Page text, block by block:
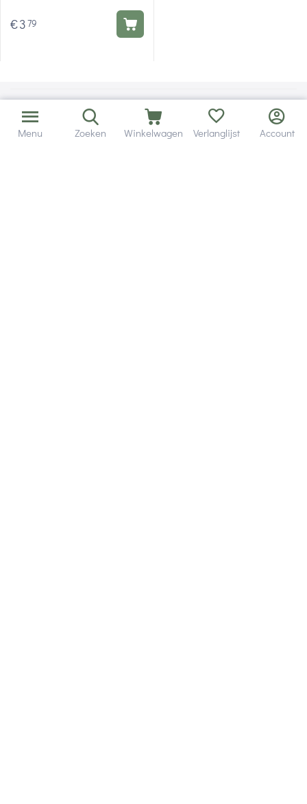
€379
Menu Zoeken Winkelwagen Verlanglijst Account